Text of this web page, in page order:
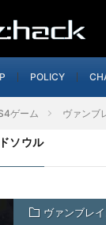
POLICY
ゲーム ヴァンブ
ソウル
ヴァンブレ